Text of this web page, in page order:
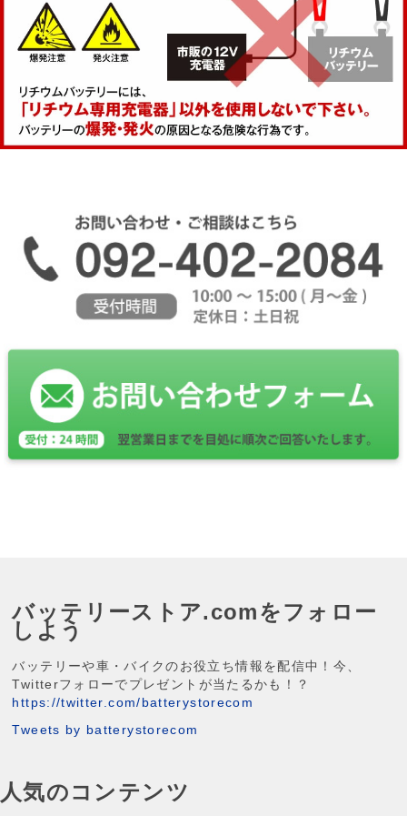
バッテリーストア.comをフォロー
しよう
バッテリーや車・バイクのお役立ち情報を配信中！今、
Twitterフォローでプレゼントが当たるかも！？
https://twitter.com/batterystorecom
Tweets by batterystorecom
人気のコンテンツ